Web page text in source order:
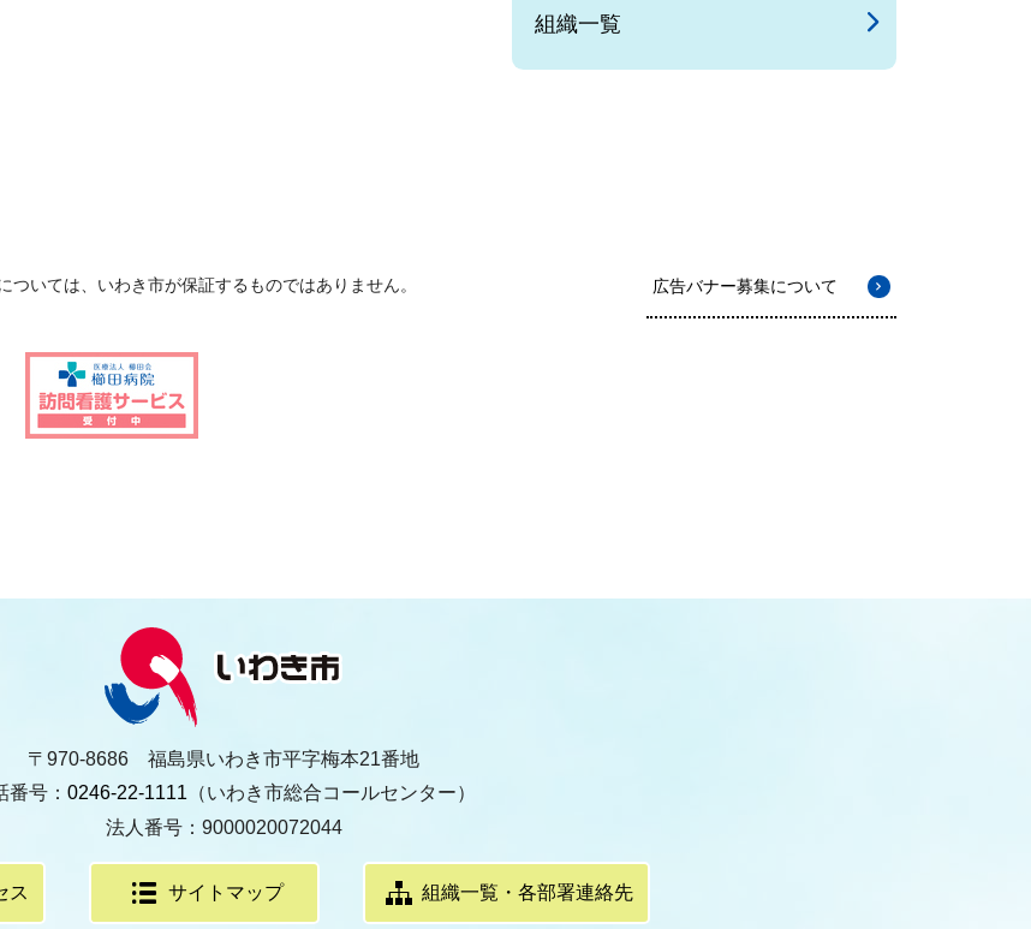
組織一覧
いては、いわき市が保証するものではありません。 広告バナー募集について
〒970-8686 福島県いわき市平字梅本21番地
番号： 0246-22-1111 （いわき市総合コールセンター）
法人番号：9000020072044
ス サイトマップ 組織一覧・各部署連絡先